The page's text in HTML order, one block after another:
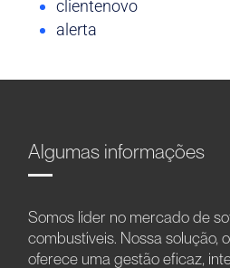
clientenovo
alerta
Algumas informações
Somos líder no mercado de
combustíveis. Nossa solução,
oferece uma gestão eficaz,